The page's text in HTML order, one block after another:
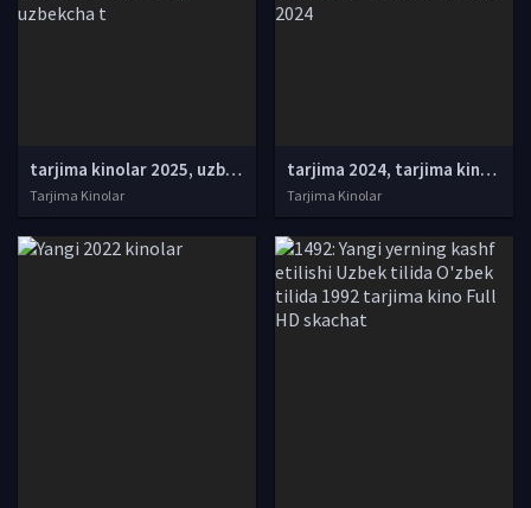
tarjima kinolar 2025, uzbek tarjima kinolar 2025, tarjima kinolar uzbek tilida 2025, tarjima kinolar o zbek 2025, tarjima kinolar o zbek tilida 2025, yangi tarjima kinolar 2025, uzmovi tarjima kinolar 2025, uzmovi com tarjima kinolar 2025, uzbekcha t
Tarjima Kinolar
tarjima 2024, tarjima kinolar 2024, uzbek tarjima 2024, tarjima kinolar tilida tilida 2024, uzbek tilida tarjima 2024, kino tarjima 2024, uzbek tarjima kinolar 2024, tarjima kinolar 2024 uzbek tilida, tarjima kinolar 2024 o zbek, tarjima kinolar 2024
Tarjima Kinolar